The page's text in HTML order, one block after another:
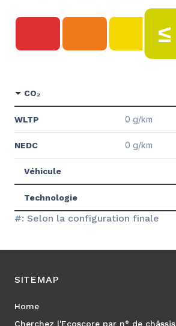
≤
CO₂
WLTP 0 g/km
NEDC 0 g/km
Véhicule
Technologie
#: Selon la configuration finale
SITEMAP
Home
Cherchez l'Ecoscore par n° de châssis